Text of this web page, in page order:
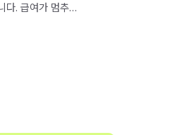
다. 급여가 멈추는